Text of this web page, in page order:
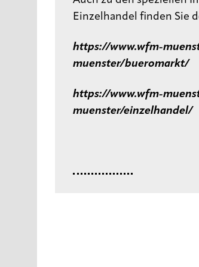
Einzelhandel finden Sie
https://www.wfm-
muenster/bueromarkt/
https://www.wfm-
muenster/einzelhandel/